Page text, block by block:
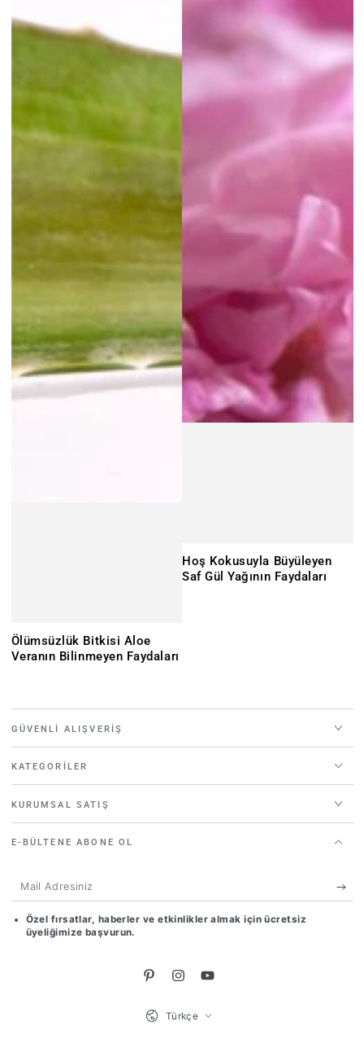
Ölümsüzlük Bitkisi Aloe
Veranın Bilinmeyen Faydaları
Hoş Kokusuyla Büyüleyen
Saf Gül Yağının Faydaları
GÜVENLI ALIŞVERIŞ
KATEGORILER
KURUMSAL SATIŞ
E-BÜLTENE ABONE OL
Mail
Adresiniz
Özel fırsatlar, haberler ve etkinlikler almak için ücretsiz
üyeliğimize başvurun.
PinterestInstagramYoutube
Türkçe